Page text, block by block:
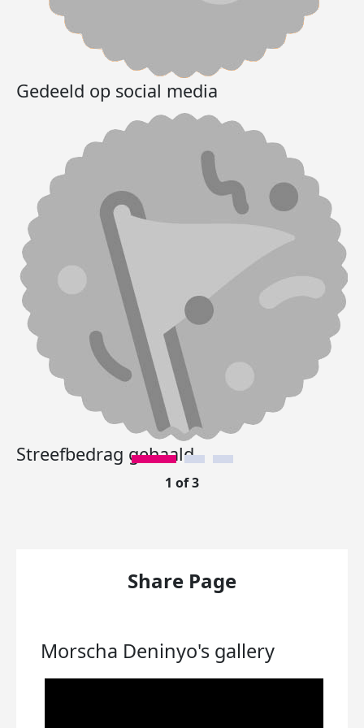
Gedeeld op social media
Streefbedrag gehaald.
1 of 3
Share Page
Morscha Deninyo's gallery